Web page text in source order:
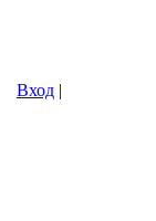
Вход |